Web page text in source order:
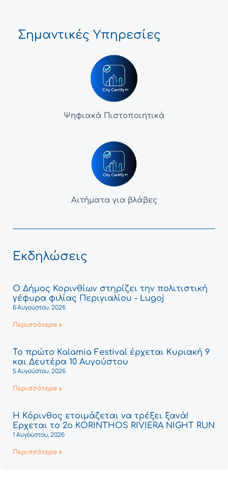
Σημαντικές Υπηρεσίες
Ψηφιακά Πιστοποιητικά
Αιτήματα για βλάβες
Εκδηλώσεις
Ο Δήμος Κορινθίων στηρίζει την πολιτιστική
γέφυρα φιλίας Περιγιαλίου - Lugoj
6 Αυγούστου, 2026
Περισσότερα »
Το πρώτο Kalamia Festival έρχεται Κυριακή 9
και Δευτέρα 10 Αυγούστου
5 Αυγούστου, 2026
Περισσότερα »
Η Κόρινθος ετοιμάζεται να τρέξει ξανά!
Έρχεται το 2ο KORINTHOS RIVIERA NIGHT RUN
1 Αυγούστου, 2026
Περισσότερα »